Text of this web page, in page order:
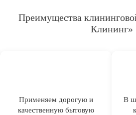
Преимущества
Клининг»
Применяем дорогую и
качественную бытовую
В